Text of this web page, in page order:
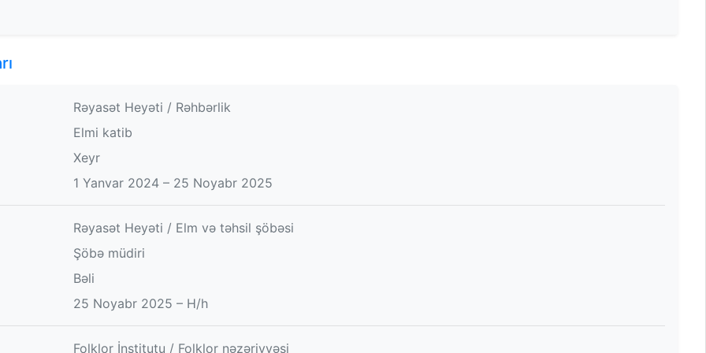
Rəyasət Heyəti / Rəhbərlik
Elmi katib
Xeyr
1 Yanvar 2024 – 25 Noyabr 2025
Rəyasət Heyəti / Elm və təhsil şöbəsi
Şöbə müdiri
Bəli
25 Noyabr 2025 – H/h
Folklor İnstitutu / Folklor nəzəriyyəsi